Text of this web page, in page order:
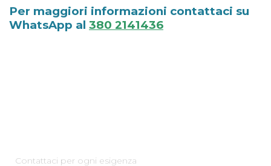
Per maggiori informazioni contattaci su
WhatsApp al 380 2141436
Contattaci per ogni esigenza